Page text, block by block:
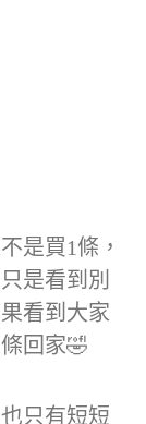
是買1條，
是看到別
看到大家
回家🤣
只有短短